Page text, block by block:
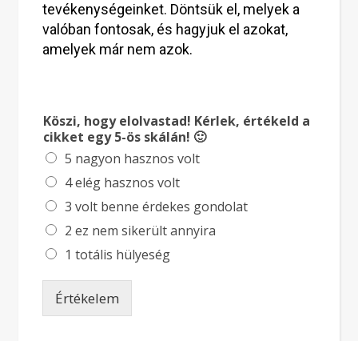
tevékenységeinket. Döntsük el, melyek a
valóban fontosak, és hagyjuk el azokat,
amelyek már nem azok.
Köszi, hogy elolvastad! Kérlek, értékeld a
cikket egy 5-ös skálán! 🙂
5 nagyon hasznos volt
4 elég hasznos volt
3 volt benne érdekes gondolat
2 ez nem sikerült annyira
1 totális hülyeség
Értékelem